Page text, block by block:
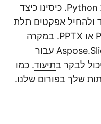
במצגות PowerPoint באמצעות Python. כיסינו כיצד
ולהחיל אפקטים תלת
מימדיים על תמונות במצגות PPT או PPTX. במקרה
שאתה רוצה לחקור יותר על Aspose.Slides עבור
תיעוד. כמו
שלך בפורום שלנו.